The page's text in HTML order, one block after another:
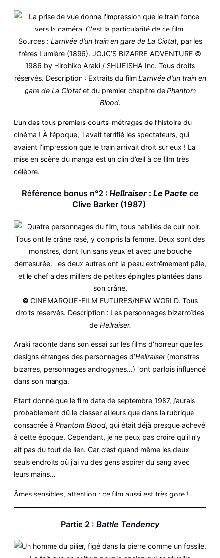
Sources : L’arrivée d’un train en gare de La Ciotat, par les
frères Lumière (1896). JOJO’S BIZARRE ADVENTURE ©
1986 by Hirohiko Araki / SHUEISHA Inc. Tous droits
réservés. Description : Extraits du film L’arrivée d’un train en
gare de La Ciotatet du premier chapitre de Phantom
Blood.
L’un des tous premiers courts-métrages de l’histoire du
cinéma ! À l’époque, il avait terrifié les spectateurs, qui
avaient l’impression que le train arrivait droit sur eux ! La
mise en scène du manga est un clin d’œil à ce film très
célèbre.
Référence bonus n°2 : Hellraiser: Le Pacte de
Clive Barker (1987)
© CINEMARQUE-FILM FUTURES/NEW WORLD. Tous
droits réservés. Description : Les personnages bizarroïdes
de Hellraiser.
Araki raconte dans son essai sur les films d’horreur que les
designs étranges des personnages d’Hellraiser(monstres
bizarres, personnages androgynes…) l’ont parfois influencé
dans son manga.
Etant donné que le film date de septembre 1987, j’aurais
probablement dû le classer ailleurs que dans la rubrique
consacrée à Phantom Blood, qui était déjà presque achevé
à cette époque. Cependant, je ne peux pas croire qu’il n’y
ait pas du tout de lien. Car c’est quand même les deux
seuls endroits où j’ai vu des gens aspirer du sang avec
leurs mains…
Âmes sensibles, attention : ce film aussi est très gore !
Partie 2 : Battle Tendency